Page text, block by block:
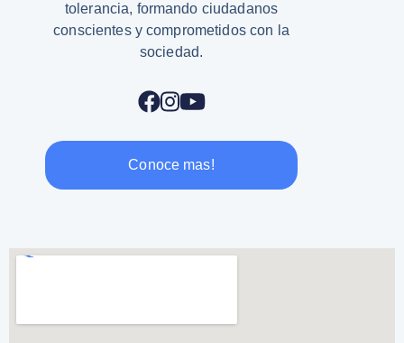
tolerancia, formando ciudadanos
conscientes y comprometidos con la
sociedad.
Conoce mas!